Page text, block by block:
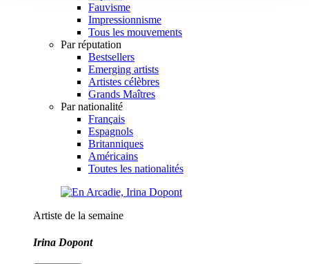
Fauvisme
Impressionnisme
Tous les mouvements
Par réputation
Bestsellers
Emerging artists
Artistes célèbres
Grands Maîtres
Par nationalité
Français
Espagnols
Britanniques
Américains
Toutes les nationalités
Artiste de la semaine
Irina Dopont